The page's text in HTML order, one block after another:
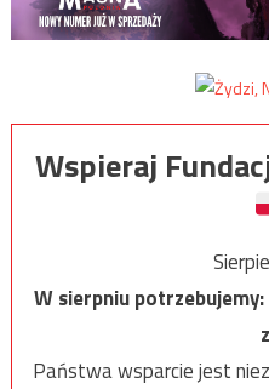
Wspieraj
W sierpniu potrzebujemy:
Państwa wsparcie jest